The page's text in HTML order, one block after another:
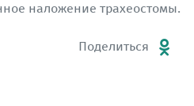
наложение трахеостомы.
Поделиться